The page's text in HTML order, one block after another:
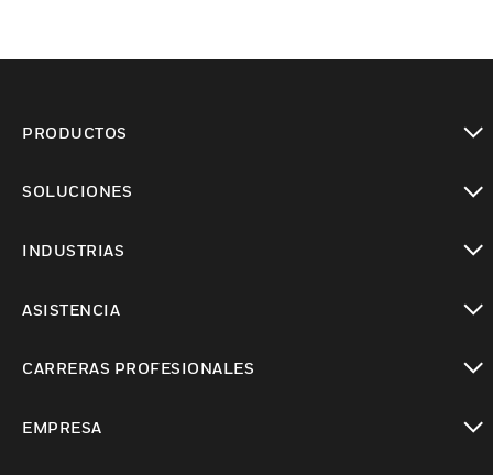
PRODUCTOS
SOLUCIONES
INDUSTRIAS
ASISTENCIA
CARRERAS PROFESIONALES
EMPRESA